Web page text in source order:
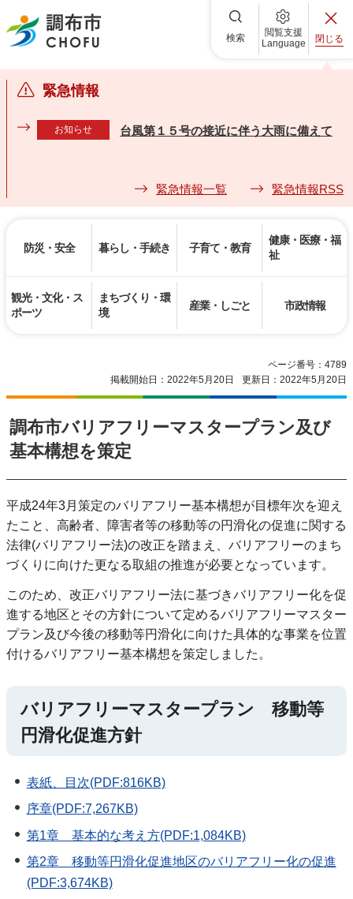
調布市 検索
閲覧支援
Language
閉じる
緊急情報
お知らせ 台風第１５号の接近に伴う大雨に備えて
緊急情報一覧 緊急情報RSS
防災・安全 暮らし・手続き 子育て・教育
健康・医療・福
祉
観光・文化・ス
ポーツ
まちづくり・環
境
産業・しごと 市政情報
ページ番号：4789
掲載開始日：2022年5月20日
更新日：2022年5月20日
調布市バリアフリーマスタープラン及び
基本構想を策定
平成24年3月策定のバリアフリー基本構想が目標年次を迎え
たこと、高齢者、障害者等の移動等の円滑化の促進に関する
法律(バリアフリー法)の改正を踏まえ、バリアフリーのまち
づくりに向けた更なる取組の推進が必要となっています。
このため、改正バリアフリー法に基づきバリアフリー化を促
進する地区とその方針について定めるバリアフリーマスター
プラン及び今後の移動等円滑化に向けた具体的な事業を位置
付けるバリアフリー基本構想を策定しました。
バリアフリーマスタープラン 移動等
円滑化促進方針
表紙、目次(PDF:816KB)
序章(PDF:7,267KB)
第1章 基本的な考え方(PDF:1,084KB)
第2章 移動等円滑化促進地区のバリアフリー化の促進
(PDF:3,674KB)